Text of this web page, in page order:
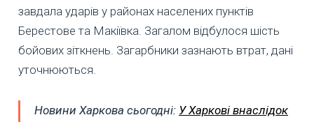
завдала ударів у районах населених пунктів
Берестове та Макіївка. Загалом відбулося шість
бойових зіткнень. Загарбники зазнають втрат, дані
уточнюються.
Новини Харкова сьогодні: У Харкові внаслідок